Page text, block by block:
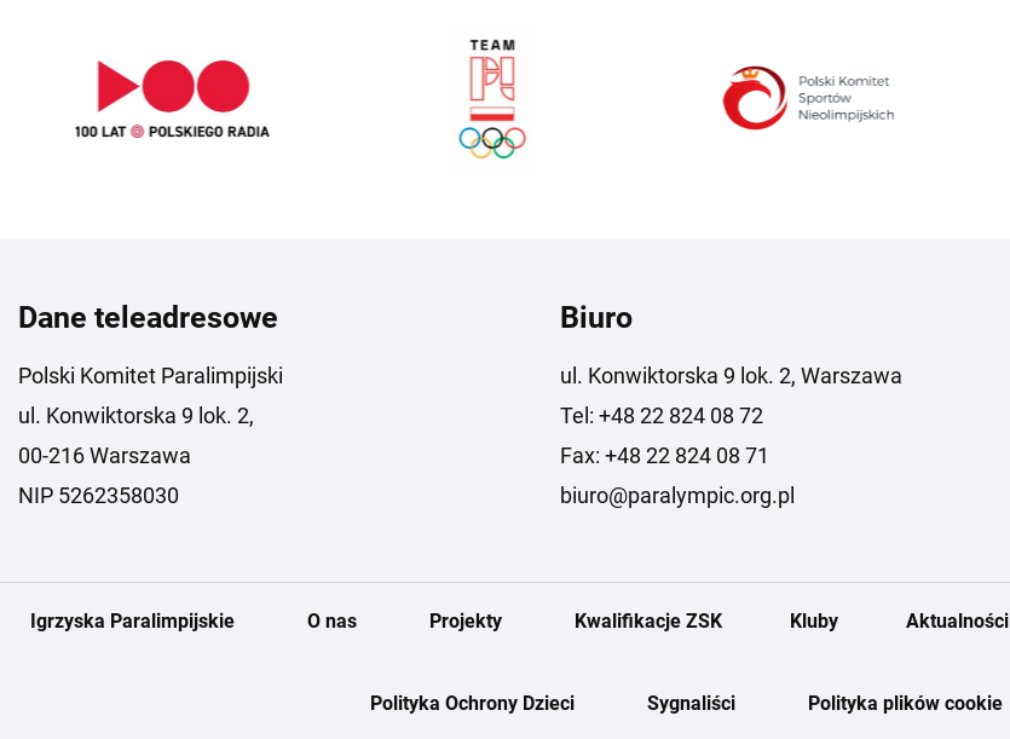
Dane teleadresowe
Polski Komitet Paralimpijski
ul. Konwiktorska 9 lok. 2,
00-216 Warszawa
NIP 5262358030
Biuro
ul. Konwiktorska 9 lok. 2, Warszawa
Tel: +48 22 824 08 72
Fax: +48 22 824 08 71
biuro@paralympic.org.pl
Igrzyska Paralimpijskie O nas Projekty Kwalifikacje ZSK Kluby Aktualności
Polityka Ochrony Dzieci Sygnaliści Polityka plików cookie